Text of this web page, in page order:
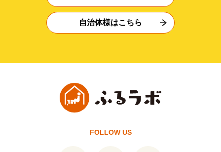
自治体様はこちら
FOLLOW US